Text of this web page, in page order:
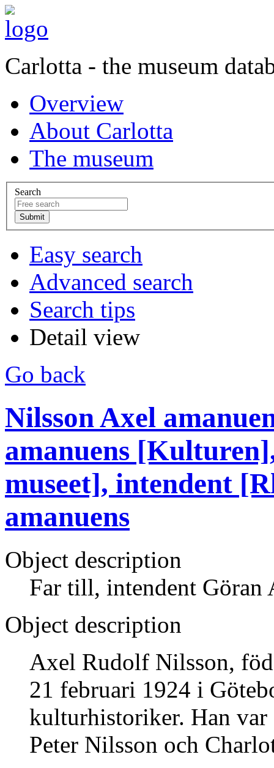
Carlotta - the museum
Overview
About Carlotta
The museum
Search
Easy search
Advanced search
Search tips
Detail view
Go back
Nilsson Axel
amanuens
museet], intendent
amanuens
Object description
Far till, intendent Göran
Object description
Axel Rudolf Nilsson,
21 februari 1924 i
kulturhistoriker. Han
Peter Nilsson och